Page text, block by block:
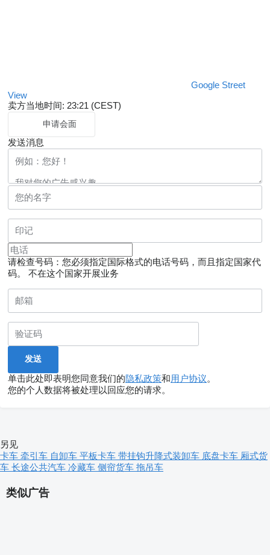
Google Street
View
卖方当地时间: 23:21 (CEST)
申请会面
发送消息
请检查号码：您必须指定国际格式的电话号码，而且指定国家代
码。
不在这个国家开展业务
单击此处即表明您同意我们的隐私政策和用户协议。
您的个人数据将被处理以回应您的请求。
类似广告
另见
卡车 牵引车 自卸车 平板卡车 带挂钩升降式装卸车 底盘卡车 厢式货
车 长途公共汽车 冷藏车 侧帘货车 拖吊车